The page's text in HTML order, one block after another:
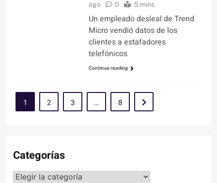
ago
0 5 mins
Un empleado desleal de Trend
Micro vendió datos de los
clientes a estafadores
telefónicos
Continue reading
1 2 3 … 8
Categorías
Categorías